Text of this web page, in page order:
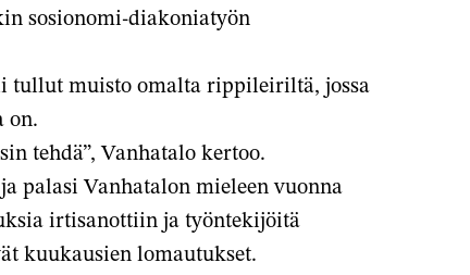
sosionomi-diakoniatyön
tullut muisto omalta rippileiriltä, jossa
on.
tehdä”, Vanhatalo kertoo.
palasi Vanhatalon mieleen vuonna
irtisanottiin ja työntekijöitä
kuukausien lomautukset.